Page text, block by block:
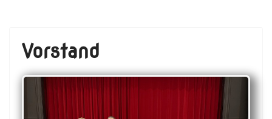
Vorstand